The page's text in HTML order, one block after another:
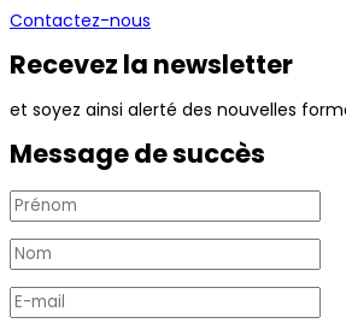
Contactez-nous
Recevez la newsletter
et soyez ainsi alerté des nouvelles
Message de succès